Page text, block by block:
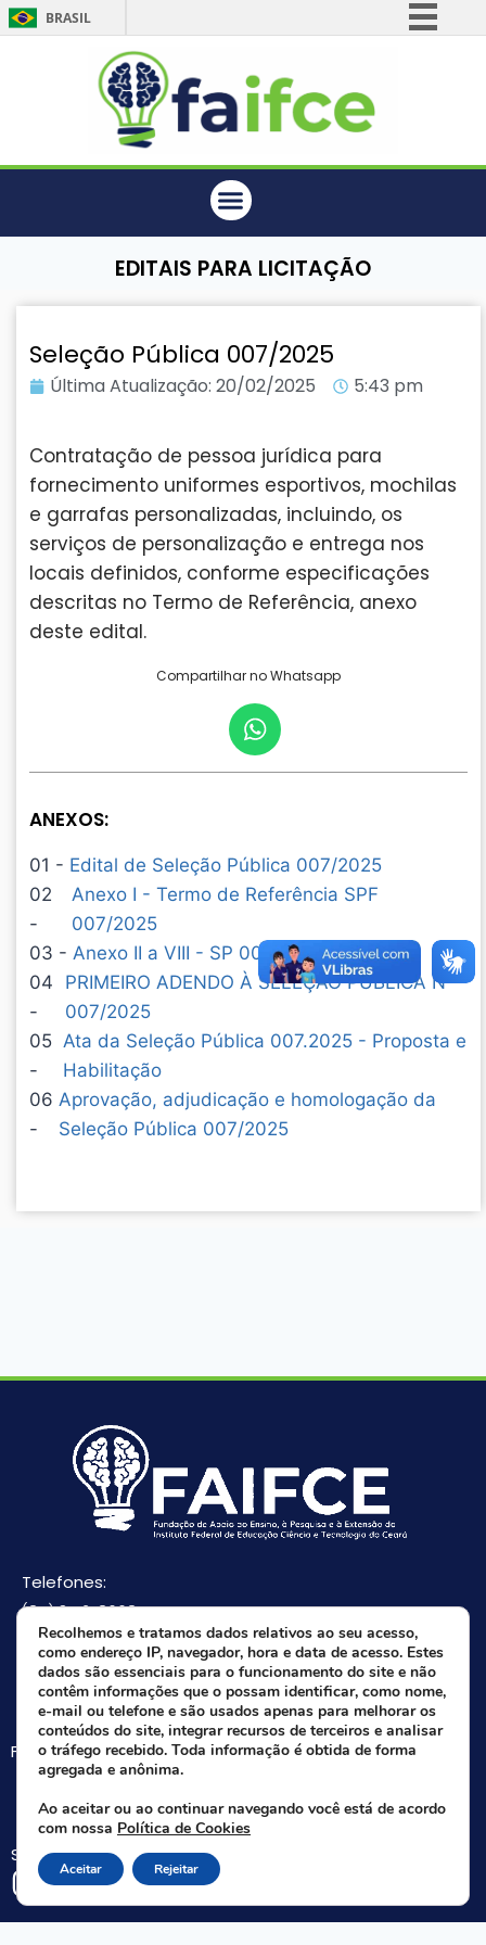
BRASIL
Participe
EDITAIS PARA LICITAÇÃO
Seleção Pública 007/2025
Última Atualização: 20/02/2025 5:43 pm
Contratação de pessoa jurídica para
fornecimento uniformes esportivos, mochilas
e garrafas personalizadas, incluindo, os
serviços de personalização e entrega nos
locais definidos, conforme especificações
descritas no Termo de Referência, anexo
deste edital.
Compartilhar no Whatsapp
ANEXOS:
01 - Edital de Seleção Pública 007/2025
02
-
Anexo I - Termo de Referência SPF
007/2025
03 - Anexo II a VIII - SP 007-2025
04
-
PRIMEIRO ADENDO À SELEÇÃO PÚBLICA Nº
007/2025
05
-
Ata da Seleção Pública 007.2025 - Proposta e
Habilitação
06
-
Aprovação, adjudicação e homologação da
Seleção Pública 007/2025
Telefones:
(85) 3512-8668
(85) 9 8165-0582(Whatsapp)
E-mail:
faifce@faifce.ifce.edu.br
Fale agora com nossa equipe:
Whatsapp da FAIFCE
Siga-nos nas redes sociais:
Recolhemos e tratamos dados relativos ao seu acesso,
como endereço IP, navegador, hora e data de acesso. Estes
dados são essenciais para o funcionamento do site e não
contêm informações que o possam identificar, como nome,
e-mail ou telefone e são usados apenas para melhorar os
conteúdos do site, integrar recursos de terceiros e analisar
o tráfego recebido. Toda informação é obtida de forma
agregada e anônima.
Ao aceitar ou ao continuar navegando você está de acordo
com nossa Política de Cookies
Aceitar Rejeitar